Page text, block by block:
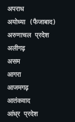
अपराध
अयोध्या (फैजाबाद)
अरुणाचल प्रदेश
अलीगढ़
असम
आगरा
आजमगढ़
आतंकवाद
आंध्र प्रदेश